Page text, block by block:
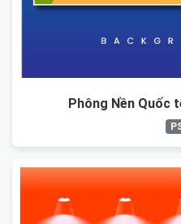
Phông Nền Quốc